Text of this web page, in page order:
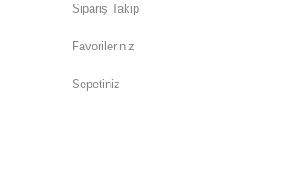
Sipariş Takip
Favorileriniz
Sepetiniz